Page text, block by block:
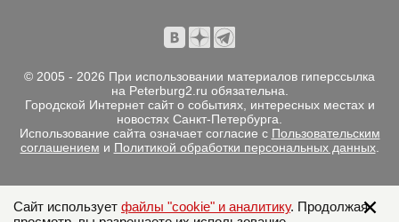
© 2005 - 2026 При использовании материалов гиперссылка
на Peterburg2.ru обязательна.
Городской Интернет сайт о событиях, интересных местах и
новостях Санкт-Петербурга.
Использование сайта означает согласие с Пользовательским
соглашением и Политикой обработки персональных данных.
Сайт использует файлы "cookie" и аналитику. Продолжая